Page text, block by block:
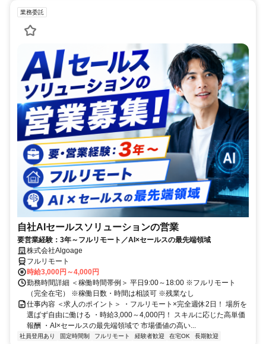
業務委託
自社AIセールスソリューションの営業
要営業経験：3年～フルリモート／AI×セールスの最先端領域
株式会社Algoage
フルリモート
時給3,000円～4,000円
勤務時間詳細 ＜稼働時間帯例＞ 平日9:00～18:00 ※フルリモート
（完全在宅） ※稼働日数・時間は相談可 ※残業なし
仕事内容 ＜求人のポイント＞ ・フルリモート×完全週休2日！ 場所を
選ばず自由に働ける ・時給3,000～4,000円！ スキルに応じた高単価
報酬 ・AI×セールスの最先端領域で 市場価値の高い...
社員登用あり 固定時間制 フルリモート 経験者歓迎 在宅OK 長期歓迎